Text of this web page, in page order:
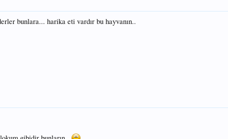
bunlara... harika eti vardır bu hayvanın..